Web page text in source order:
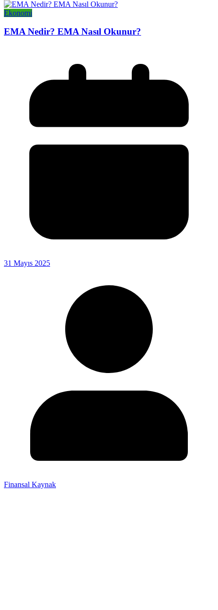
Ekonomi
EMA Nedir? EMA Nasıl Okunur?
31 Mayıs 2025
Finansal Kaynak